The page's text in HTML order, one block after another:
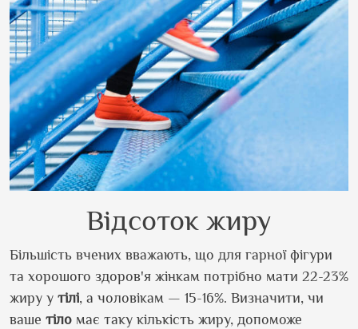
Відсоток жиру
Більшість вчених вважають, що для гарної фігури
та хорошого здоров'я жінкам потрібно мати 22-23%
жиру у тілі, а чоловікам — 15-16%. Визначити, чи
ваше тіло має таку кількість жиру, допоможе